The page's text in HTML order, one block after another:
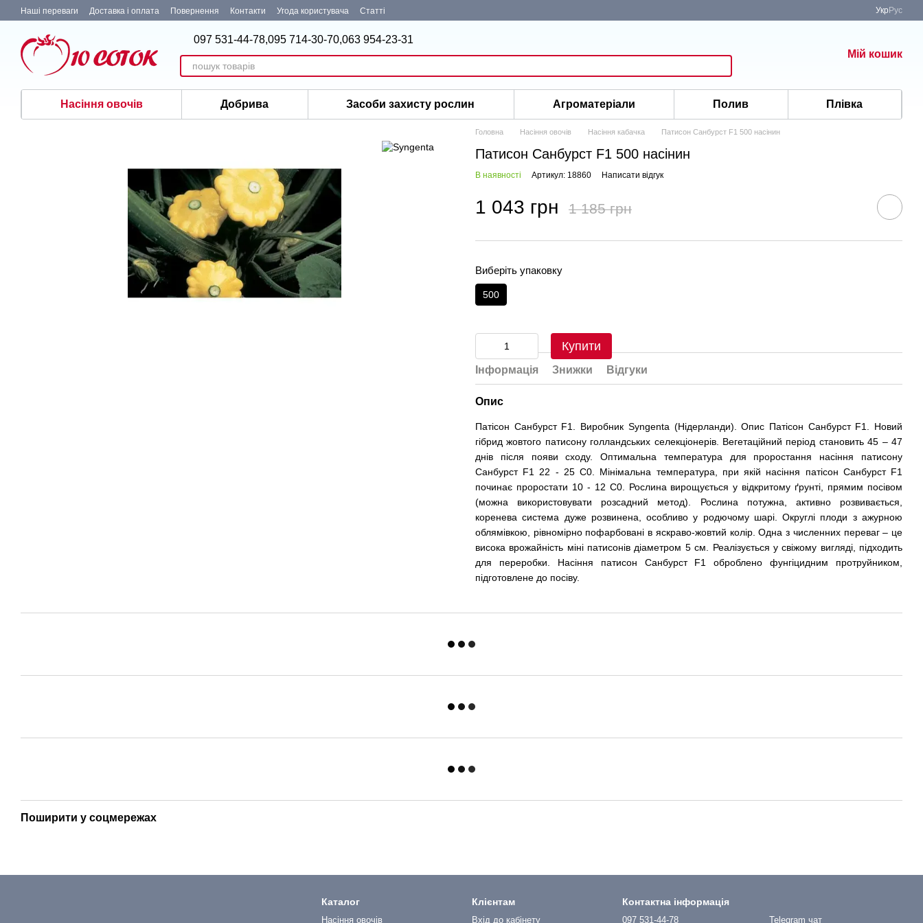
Перейти до основного контенту
Наші переваги Доставка і оплата Повернення Контакти Угода користувача Статті Укр Рус
097 531-44-78,095 714-30-70,063 954-23-31
Мій кошик
Насіння овочів Добрива Засоби захисту рослин Агроматеріали Полив Плівка
Головна Насіння овочів Насіння кабачка Патисон Санбурст F1 500 насінин
Патисон Санбурст F1 500 насінин
В наявності Артикул: 18860 Написати відгук
1 043 грн 1 185 грн
Виберіть упаковку
500
Купити
Інформація Знижки Відгуки
Опис
Патісон Санбурст F1. Виробник Syngenta (Нідерланди). Опис Патісон Санбурст F1. Новий
гібрид жовтого патисону голландських селекціонерів. Вегетаційний період становить 45 – 47
днів після появи сходу. Оптимальна температура для проростання насіння патисону
Санбурст F1 22 - 25 С0. Мінімальна температура, при якій насіння патісон Санбурст F1
починає проростати 10 - 12 С0. Рослина вирощується у відкритому ґрунті, прямим посівом
(можна використовувати розсадний метод). Рослина потужна, активно розвивається,
коренева система дуже розвинена, особливо у родючому шарі. Округлі плоди з ажурною
облямівкою, рівномірно пофарбовані в яскраво-жовтий колір. Одна з численних переваг – це
висока врожайність міні патисонів діаметром 5 см. Реалізується у свіжому вигляді, підходить
для переробки. Насіння патисон Санбурст F1 оброблено фунгіцидним протруйником,
підготовлене до посіву.
Поширити у соцмережах
Каталог
Насіння овочів
Клієнтам
Вхід до кабінету
Контактна інформація
097 531-44-78 Telegram чат